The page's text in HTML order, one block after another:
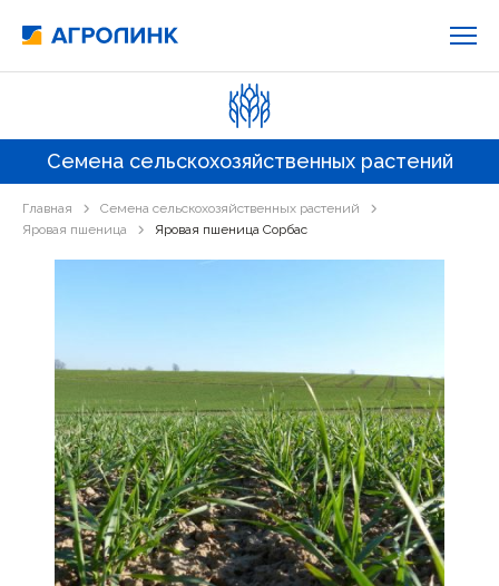
Семена сельскохозяйственных растений
Главная
Семена сельскохозяйственных растений
Яровая пшеница
Яровая пшеница Сорбас